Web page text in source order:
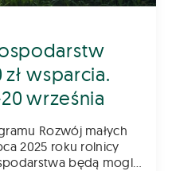
wsparcia.
września
Rozwój małych
będą mogli